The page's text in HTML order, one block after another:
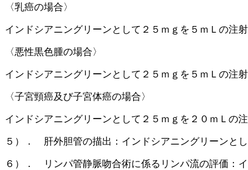
〈乳癌の場合〉
インドシアニングリーンとして２５ｍｇを５ｍＬの注
〈悪性黒色腫の場合〉
インドシアニングリーンとして２５ｍｇを５ｍＬの注
〈子宮頸癌及び子宮体癌の場合〉
インドシアニングリーンとして２５ｍｇを２０ｍＬの
５）． 肝外胆管の描出：インドシアニングリーンと
６）． リンパ管静脈吻合術に係るリンパ流の評価：